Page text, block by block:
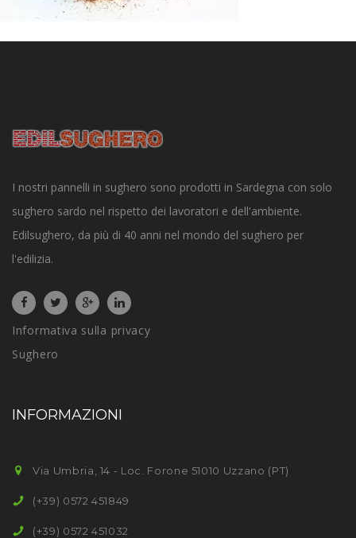
I nostri pannelli in sughero sono prodotti in Sardegna con solo
sughero sardo nel rispetto dei lavoratori e dell'ambiente.
Edilsughero, da più di 40 anni nel mondo del sughero per
l'edilizia.
Informativa sulla privacy
Sughero
INFORMAZIONI
Via Umbria, 14 - Loc. Forone 51010 Uzzano (PT)
(+39) 0572 451849
(+39) 0572 451032